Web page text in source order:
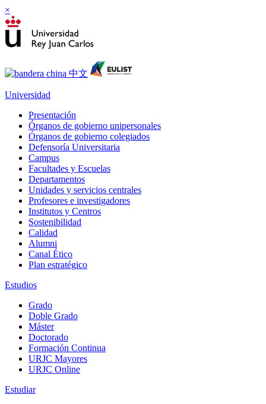
×
Universidad
Presentación
Órganos de gobierno unipersonales
Órganos de gobierno colegiados
Defensoría Universitaria
Campus
Facultades y Escuelas
Departamentos
Unidades y servicios centrales
Profesores e investigadores
Institutos y Centros
Sostenibilidad
Calidad
Alumni
Canal Ético
Plan estratégico
Estudios
Grado
Doble Grado
Máster
Doctorado
Formación Continua
URJC Mayores
URJC Online
Estudiar